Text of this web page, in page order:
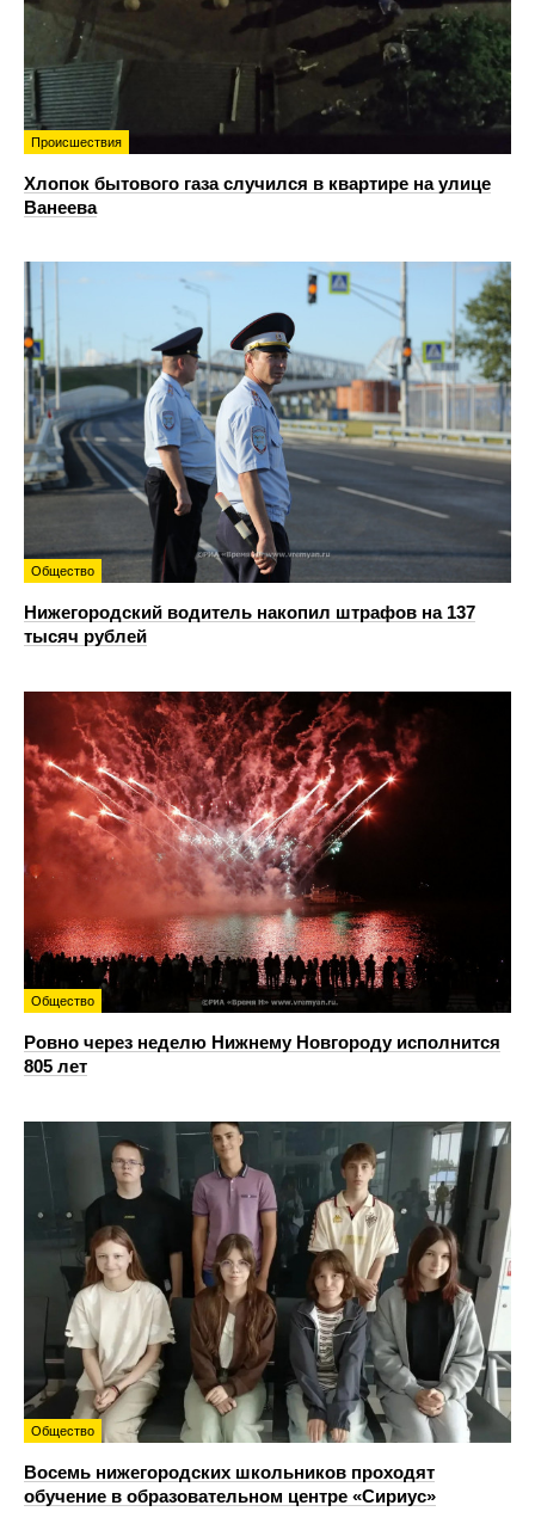
Происшествия
Хлопок бытового газа случился в квартире на улице
Ванеева
Общество
Нижегородский водитель накопил штрафов на 137
тысяч рублей
Общество
Ровно через неделю Нижнему Новгороду исполнится
805 лет
Общество
Восемь нижегородских школьников проходят
обучение в образовательном центре «Сириус»